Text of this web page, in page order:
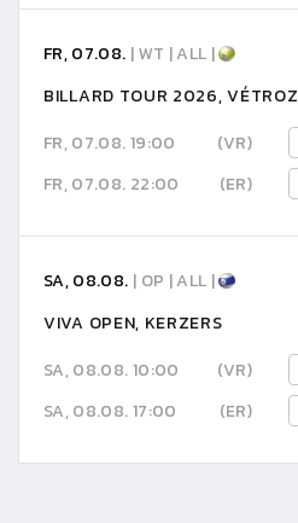
FR, 07.08. | WT | ALL |
BILLARD TOUR 2026, VÉTROZ
FR, 07.08. 19:00
(VR)
FR, 07.08. 22:00
(ER)
SA, 08.08. | OP | ALL |
VIVA OPEN, KERZERS
SA, 08.08. 10:00
(VR)
SA, 08.08. 17:00
(ER)